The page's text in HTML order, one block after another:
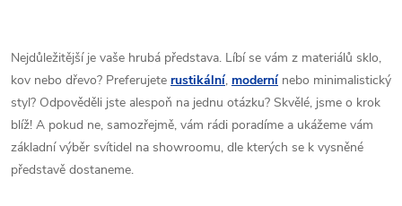
Nejdůležitější je vaše hrubá představa. Líbí se vám z materiálů sklo,
kov nebo dřevo? Preferujete rustikální, modernínebo minimalistický
styl? Odpověděli jste alespoň na jednu otázku? Skvělé, jsme o krok
blíž! A pokud ne, samozřejmě, vám rádi poradíme a ukážeme vám
základní výběr svítidel na showroomu, dle kterých se k vysněné
představě dostaneme.